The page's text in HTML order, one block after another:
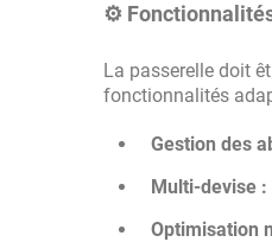
⚙️
La passerelle doit
fonctionnalités
Gestion des
Multi-devise :
Optimisation